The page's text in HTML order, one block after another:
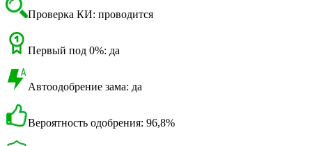
Проверка КИ: проводится
Первый под 0%: да
Автоодобрение зама: да
Вероятность одобрения: 96,8%